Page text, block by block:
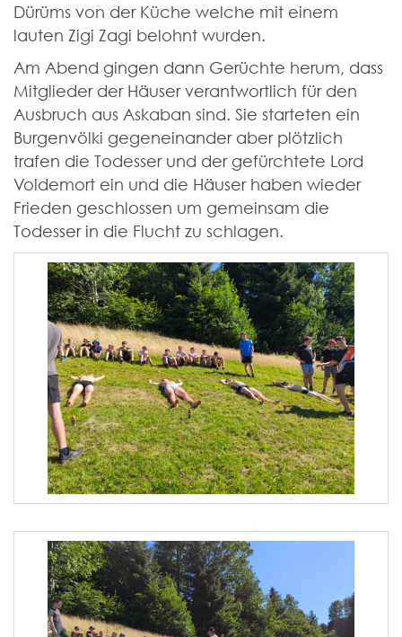
Dürüms von der Küche welche mit einem
lauten Zigi Zagi belohnt wurden.
Am Abend gingen dann Gerüchte herum, dass
Mitglieder der Häuser verantwortlich für den
Ausbruch aus Askaban sind. Sie starteten ein
Burgenvölki gegeneinander aber plötzlich
trafen die Todesser und der gefürchtete Lord
Voldemort ein und die Häuser haben wieder
Frieden geschlossen um gemeinsam die
Todesser in die Flucht zu schlagen.